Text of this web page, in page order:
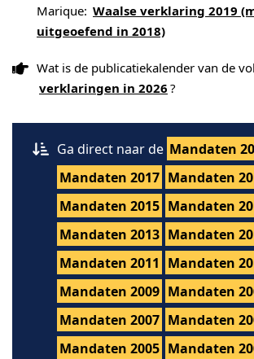
Marique: Waalse verklaring 2019
uitgeoefend in 2018)
Wat is de publicatiekalender van de
verklaringen in 2026 ?
Ga direct naar de Mandaten
Mandaten 2017 Mandaten
Mandaten 2015 Mandaten
Mandaten 2013 Mandaten
Mandaten 2011 Mandaten
Mandaten 2009 Mandaten
Mandaten 2007 Mandaten
Mandaten 2005 Mandaten